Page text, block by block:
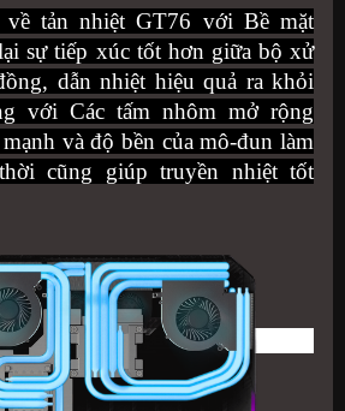
tản nhiệt GT76 với Bề mặt
sự tiếp xúc tốt hơn giữa bộ xử
dẫn nhiệt hiệu quả ra khỏi
với Các tấm nhôm mở rộng
và độ bền của mô-đun làm
cũng giúp truyền nhiệt tốt